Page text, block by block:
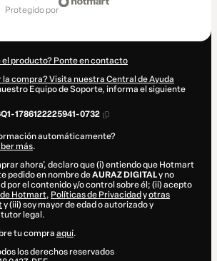
protegido por
el producto? Ponte en contacto
compra? Visita nuestra Central de Ayuda
Equipo de Soporte, informa el siguiente
1786122225941-0732
automáticamente?
más.
ahora', declaro que (i) entiendo que Hotmart
pedido en nombre deAURAZ DIGITALy no
por el contenido y/o control sobre él; (ii) acepto
de Hotmart, Políticas de Privacidad yotras
y (iii) soy mayor de edad o autorizado y
tutor legal.
tu compra aquí.
los derechos reservados